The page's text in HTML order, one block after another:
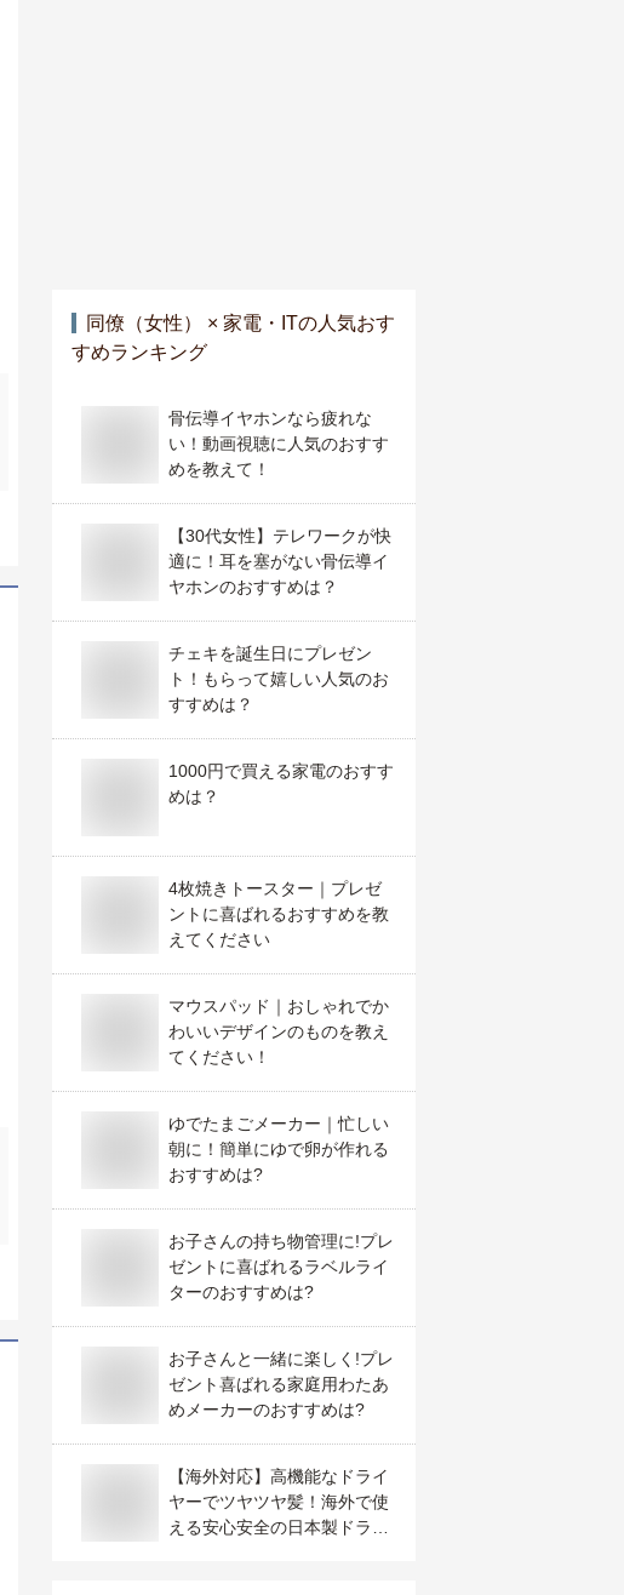
同僚（女性） × 家電・ITの人気おす
すめランキング
骨伝導イヤホンなら疲れな
い！動画視聴に人気のおすす
めを教えて！
【30代女性】テレワークが快
適に！耳を塞がない骨伝導イ
ヤホンのおすすめは？
チェキを誕生日にプレゼン
ト！もらって嬉しい人気のお
すすめは？
1000円で買える家電のおすす
めは？
4枚焼きトースター｜プレゼ
ントに喜ばれるおすすめを教
えてください
マウスパッド｜おしゃれでか
わいいデザインのものを教え
てください！
ゆでたまごメーカー｜忙しい
朝に！簡単にゆで卵が作れる
おすすめは?
お子さんの持ち物管理に!プレ
ゼントに喜ばれるラベルライ
ターのおすすめは?
お子さんと一緒に楽しく!プレ
ゼント喜ばれる家庭用わたあ
めメーカーのおすすめは?
【海外対応】高機能なドライ
ヤーでツヤツヤ髪！海外で使
える安心安全の日本製ドライ